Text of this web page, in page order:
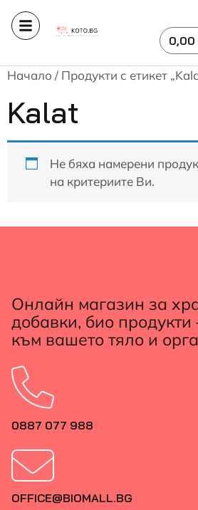
0,00
Начало / Продукти с етикет
Kalat
Не бяха намерени
на критериите Ви.
Онлайн магазин за
добавки, био продукти
към вашето тяло и
0887 077 988
OFFICE@BIOMALL.BG